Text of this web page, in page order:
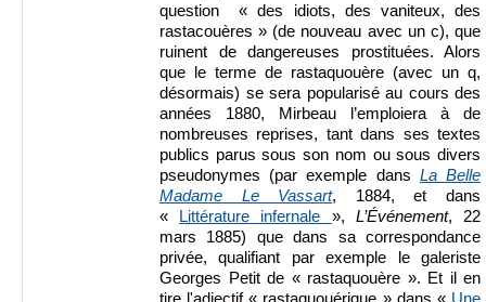
question « des idiots, des vaniteux, des
rastacouères » (de nouveau avec un c), que
ruinent de dangereuses prostituées. Alors
que le terme de rastaquouère (avec un q,
désormais) se sera popularisé au cours des
années 1880, Mirbeau l’emploiera à de
nombreuses reprises, tant dans ses textes
publics parus sous son nom ou sous divers
pseudonymes (par exemple dans La Belle
Madame Le Vassart, 1884, et dans
«
Littérature infernale », L’Événement, 22
mars 1885) que dans sa correspondance
privée, qualifiant par exemple le galeriste
Georges Petit de « rastaquouère ». Et il en
tire l'adjectif « rastaquouérique » dans « Une